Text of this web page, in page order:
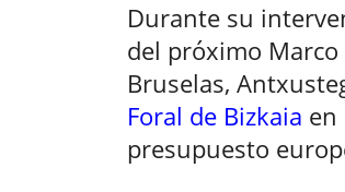
Durante su
del próximo Marco
Bruselas,
Foral de Bizkaia en
presupuesto